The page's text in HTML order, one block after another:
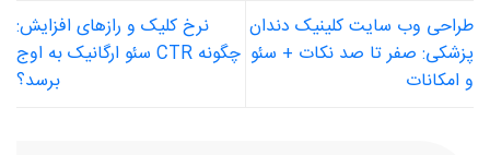
طراحی وب سایت کلینیک دندان
پزشکی: صفر تا صد نکات + سئو
و امکانات
نرخ کلیک و رازهای افزایش:
چگونه CTR سئو ارگانیک به اوج
برسد؟